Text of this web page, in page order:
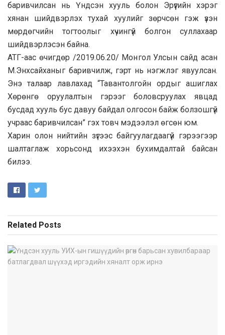
баривчилсан нь Үндсэн хууль болон Эрүүгийн хэрэг
хянан шийдвэрлэх тухай хуулийг зөрчсөн гэж үзэн
мөрдөгчийн тогтоолыг хүчингүй болгон суллахаар
шийдвэрлэсэн байна.
АТГ-аас өчигдөр /2019.06.20/ Монгол Улсын сайд асан
М.Энхсайханыг баривчилж, гэрт нь нэгжлэг явуулсан.
Энэ талаар лавлахад “Тавантолгойн ордыг ашиглах
Хөрөнгө оруулалтын гэрээг боловсруулах явцад
бусдад хууль бус давуу байдал олгосон байж болзошгүй
учраас баривчилсан” гэх товч мэдээлэл өгсөн юм.
Харин олон нийтийн зүгээс байгуулагдаагүй гэрээгээр
шалтаглаж хорьсонд ихээхэн бухимдалтай байсан
билээ.
Related Posts